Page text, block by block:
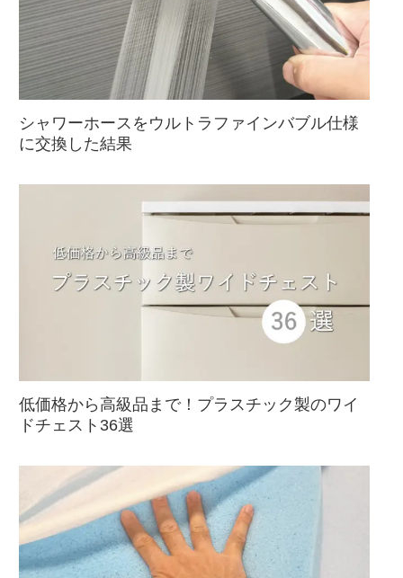
シャワーホースをウルトラファインバブル仕様
に交換した結果
低価格から高級品まで！プラスチック製のワイ
ドチェスト36選